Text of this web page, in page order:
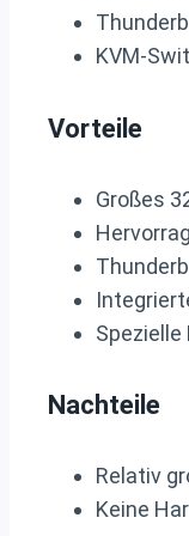
KVM-
Vorteile
Großes
Spezielle
Nachteile
Relativ
Keine